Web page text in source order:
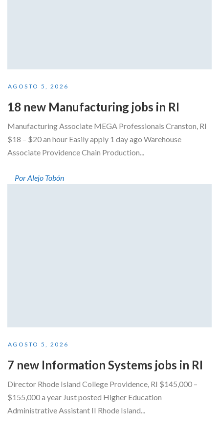
AGOSTO 5, 2026
18 new Manufacturing jobs in RI
Manufacturing Associate MEGA Professionals Cranston, RI
$18 – $20 an hour Easily apply 1 day ago Warehouse
Associate Providence Chain Production...
Por Alejo Tobón
AGOSTO 5, 2026
7 new Information Systems jobs in RI
Director Rhode Island College Providence, RI $145,000 –
$155,000 a year Just posted Higher Education
Administrative Assistant II Rhode Island...